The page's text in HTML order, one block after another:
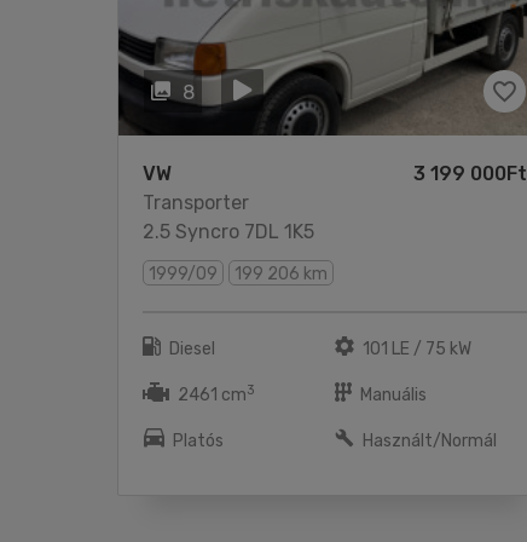
8
VW
3 199 000Ft
Transporter
2.5 Syncro 7DL 1K5
1999/09 199 206 km
Diesel 101 LE / 75 kW
2461 cm3 Manuális
Platós Használt/Normál